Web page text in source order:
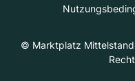
© Marktplatz Mittelstand